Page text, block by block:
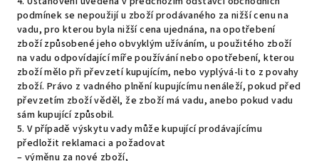
podmínek se nepoužijí u zboží prodávaného za nižší cenu na
vadu, pro kterou byla nižší cena ujednána, na opotřebení
zboží způsobené jeho obvyklým užíváním, u použitého zboží
na vadu odpovídající míře používání nebo opotřebení, kterou
zboží mělo při převzetí kupujícím, nebo vyplývá-li to z povahy
zboží. Právo z vadného plnění kupujícímu nenáleží, pokud před
převzetím zboží věděl, že zboží má vadu, anebo pokud vadu
sám kupující způsobil.
5. V případě výskytu vady může kupující prodávajícímu
předložit reklamaci a požadovat
– výměnu za nové zboží,